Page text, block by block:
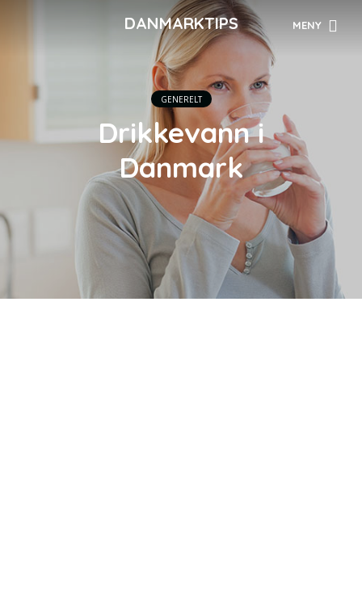
DANMARKTIPS MENY
GENERELT
Drikkevann i
Danmark